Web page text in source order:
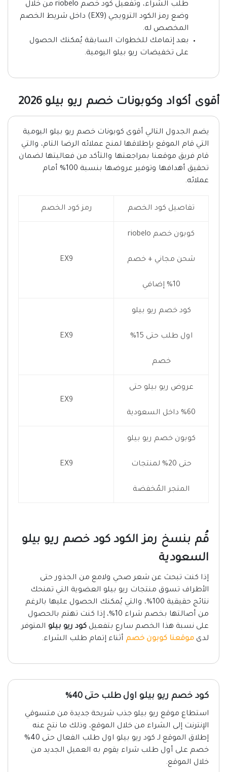
طلب الشراء، وتفعيل كود خصم riobelo من خلال
وضع رمز الكود الترويجي (EX9) داخل شريط الخصم
المخصص له.
بعد إتمامك للخطوات السابقة يُمكنك الحصول
على تخفيضات ريو بيلو اليومية.
أقوى أكواد وكوبونات خصم ريو بيلو 2026
يضم الجدول التالي أقوى كوبونات خصم ريو بيلو اليومية
التي قام الموقع بإطلاقها لمنح عملائه الرضا التام، والتي
قام فريق موقعنا بمراجعتها والتأكد من فعاليتها لضمان
تحقيق أهدافها وتوفير عروضها بنسبة 100% أمام
عملائه.
تفاصيل كود الخصم رمز كود الخصم
كوبون خصم riobelo
شحن مجاني + خصم
10% إضافي
EX9
كود خصم ريو بيلو
اول طلب حتى 15%
خصم
EX9
عروض ريو بيلو حتى
60% داخل السعودية
EX9
كوبون خصم ريو بيلو
حتى 20% لمنتجات
المتجر المُخفضة
EX9
قُم بنسخ رمز الكود كود خصم ريو بيلو
السعودية
إذا كنت تبحث عن شعر صحي ولامع من الجذور حتى
الأطراف تسوق منتجات ريو بيلو العضوية التي تمنحك
نتائج حقيقية 100%، والتي يُمكنك الحصول عليها بالرغم
من أصالتها بخصم شراء 10%، إذا كنت تهتم بالحصول
على نسبة هذا الخصم سارع بتفعيل كود ريو بيلو المتوفر
لدى موقعنا كوبون خصم أثناء إتمام طلب الشراء.
كود خصم ريو بيلو اول طلب حتى 40%
استطاع موقع ريو بيلو جذب شريحة جديدة من متسوقي
الإنترنت إلى الشراء من خلال الموقع، وذلك ما نتج عنه
إطلاق الموقع لـ كود ريو بيلو اول طلب الفعال حتى 40%
خصم على أول طلب شراء يقوم به العميل الجديد من
خلال الموقع.